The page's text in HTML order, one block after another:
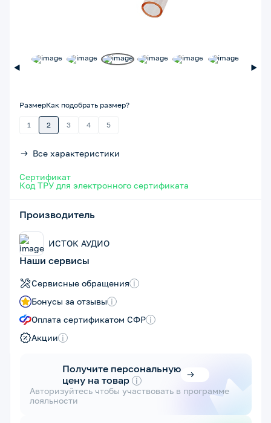
РазмерКак подобрать размер?
1 2 3 4 5
Все характеристики
Сертификат
Код ТРУ для электронного сертификата
Производитель
ИСТОК АУДИО
Наши сервисы
Сервисные обращения i
Бонусы за отзывы i
Оплата сертификатом СФР i
Акции i
Получите персональную
цену на товар i
Авторизуйтесь чтобы участвовать в программе
лояльности